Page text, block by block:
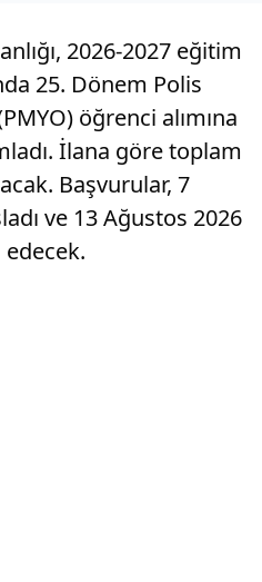
2026-2027 eğitim
25. Dönem Polis
öğrenci alımına
İlana göre toplam
Başvurular, 7
ve 13 Ağustos 2026